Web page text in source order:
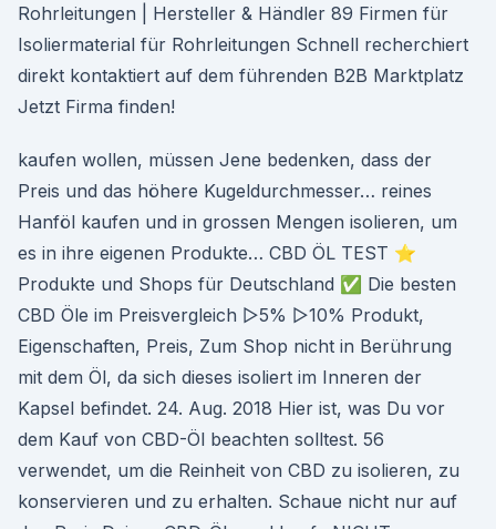
Rohrleitungen | Hersteller & Händler 89 Firmen für
Isoliermaterial für Rohrleitungen Schnell recherchiert
direkt kontaktiert auf dem führenden B2B Marktplatz
Jetzt Firma finden!
kaufen wollen, müssen Jene bedenken, dass der
Preis und das höhere Kugeldurchmesser… reines
Hanföl kaufen und in grossen Mengen isolieren, um
es in ihre eigenen Produkte… CBD ÖL TEST ⭐
Produkte und Shops für Deutschland ✅ Die besten
CBD Öle im Preisvergleich ▷5% ▷10% Produkt,
Eigenschaften, Preis, Zum Shop nicht in Berührung
mit dem Öl, da sich dieses isoliert im Inneren der
Kapsel befindet. 24. Aug. 2018 Hier ist, was Du vor
dem Kauf von CBD-Öl beachten solltest. 56
verwendet, um die Reinheit von CBD zu isolieren, zu
konservieren und zu erhalten. Schaue nicht nur auf